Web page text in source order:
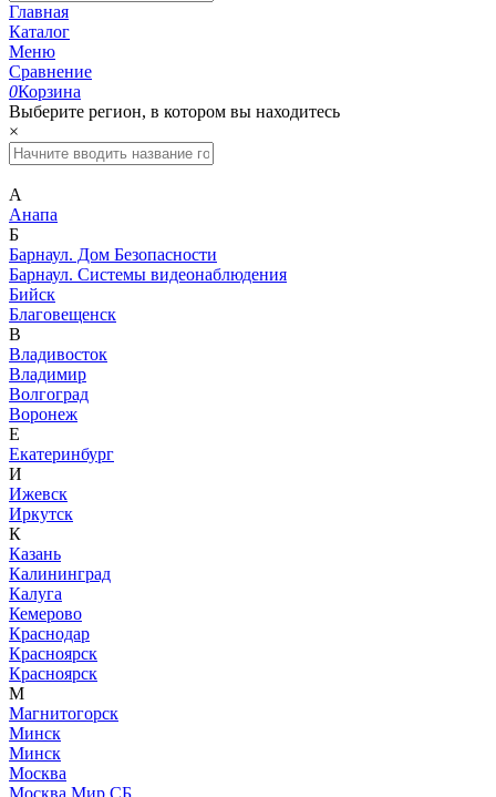
Главная
Каталог
Меню
Сравнение
0Корзина
Выберите регион, в котором вы находитесь
×
А
Анапа
Б
Барнаул. Дом Безопасности
Барнаул. Системы видеонаблюдения
Бийск
Благовещенск
В
Владивосток
Владимир
Волгоград
Воронеж
Е
Екатеринбург
И
Ижевск
Иркутск
К
Казань
Калининград
Калуга
Кемерово
Краснодар
Красноярск
Красноярск
М
Магнитогорск
Минск
Минск
Москва
Москва Мир СБ